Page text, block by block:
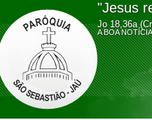
"Jesus
Jo 18,36a
A BOA